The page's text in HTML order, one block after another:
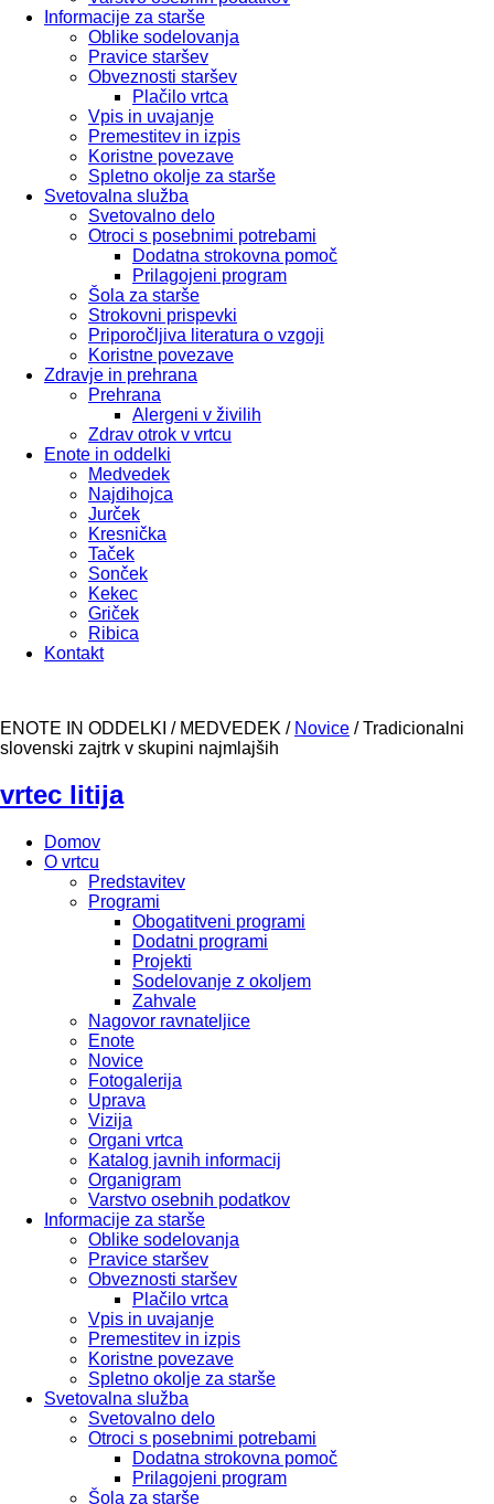
Informacije za starše
Oblike sodelovanja
Pravice staršev
Obveznosti staršev
Plačilo vrtca
Vpis in uvajanje
Premestitev in izpis
Koristne povezave
Spletno okolje za starše
Svetovalna služba
Svetovalno delo
Otroci s posebnimi potrebami
Dodatna strokovna pomoč
Prilagojeni program
Šola za starše
Strokovni prispevki
Priporočljiva literatura o vzgoji
Koristne povezave
Zdravje in prehrana
Prehrana
Alergeni v živilih
Zdrav otrok v vrtcu
Enote in oddelki
Medvedek
Najdihojca
Jurček
Kresnička
Taček
Sonček
Kekec
Griček
Ribica
Kontakt
ENOTE IN ODDELKI / MEDVEDEK / Novice /Tradicionalni
slovenski zajtrk v skupini najmlajših
vrtec litija
Domov
O vrtcu
Predstavitev
Programi
Obogatitveni programi
Dodatni programi
Projekti
Sodelovanje z okoljem
Zahvale
Nagovor ravnateljice
Enote
Novice
Fotogalerija
Uprava
Vizija
Organi vrtca
Katalog javnih informacij
Organigram
Varstvo osebnih podatkov
Informacije za starše
Oblike sodelovanja
Pravice staršev
Obveznosti staršev
Plačilo vrtca
Vpis in uvajanje
Premestitev in izpis
Koristne povezave
Spletno okolje za starše
Svetovalna služba
Svetovalno delo
Otroci s posebnimi potrebami
Dodatna strokovna pomoč
Prilagojeni program
Šola za starše